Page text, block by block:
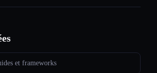
et frameworks